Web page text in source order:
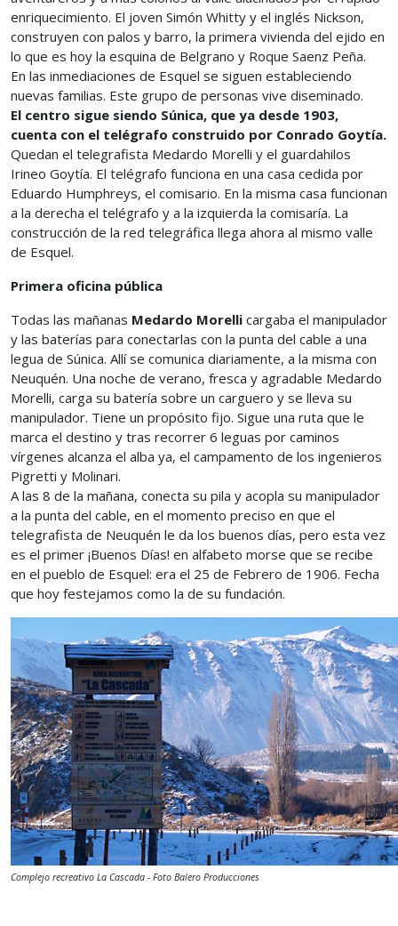
enriquecimiento. El joven Simón Whitty y el inglés Nickson,
construyen con palos y barro, la primera vivienda del ejido en
lo que es hoy la esquina de Belgrano y Roque Saenz Peña.
En las inmediaciones de Esquel se siguen estableciendo
nuevas familias. Este grupo de personas vive diseminado.
El centro sigue siendo Súnica, que ya desde 1903,
cuenta con el telégrafo construido por Conrado Goytía.
Quedan el telegrafista Medardo Morelli y el guardahilos
Irineo Goytía. El telégrafo funciona en una casa cedida por
Eduardo Humphreys, el comisario. En la misma casa funcionan
a la derecha el telégrafo y a la izquierda la comisaría. La
construcción de la red telegráfica llega ahora al mismo valle
de Esquel.
Primera oficina pública
Todas las mañanas Medardo Morelli cargaba el manipulador
y las baterías para conectarlas con la punta del cable a una
legua de Súnica. Allí se comunica diariamente, a la misma con
Neuquén. Una noche de verano, fresca y agradable Medardo
Morelli, carga su batería sobre un carguero y se lleva su
manipulador. Tiene un propósito fijo. Sigue una ruta que le
marca el destino y tras recorrer 6 leguas por caminos
vírgenes alcanza el alba ya, el campamento de los ingenieros
Pigretti y Molinari.
A las 8 de la mañana, conecta su pila y acopla su manipulador
a la punta del cable, en el momento preciso en que el
telegrafista de Neuquén le da los buenos días, pero esta vez
es el primer ¡Buenos Días! en alfabeto morse que se recibe
en el pueblo de Esquel: era el 25 de Febrero de 1906. Fecha
que hoy festejamos como la de su fundación.
Complejo recreativo La Cascada - Foto Balero Producciones